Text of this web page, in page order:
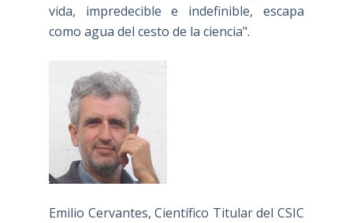
vida, impredecible e indefinible, escapa
como agua del cesto de la ciencia".
Emilio Cervantes, Científico Titular del CSIC